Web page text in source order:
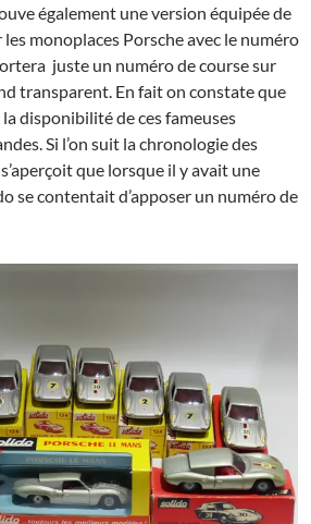
également une version équipée de
monoplaces Porsche avec le numéro
juste un numéro de course sur
transparent. En fait on constate que
disponibilité de ces fameuses
Si l’on suit la chronologie des
que lorsque il y avait une
se contentait d’apposer un numéro de